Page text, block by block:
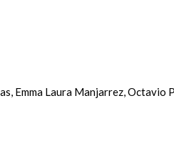
Emma Laura Manjarrez, Octavio